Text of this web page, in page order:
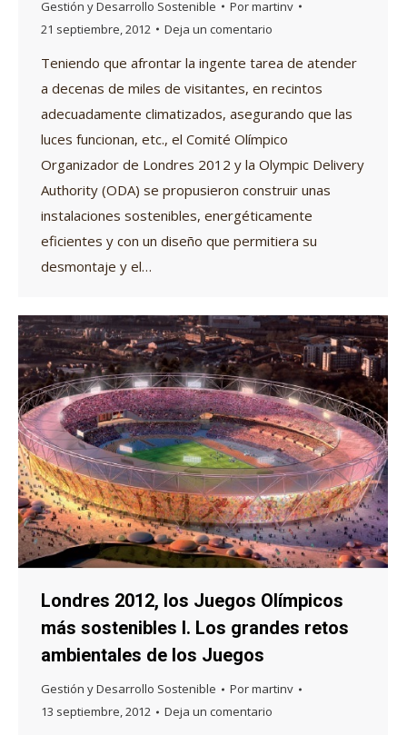
Gestión y Desarrollo Sostenible Pormartinv
21 septiembre, 2012
Deja un comentario
Teniendo que afrontar la ingente tarea de atender
a decenas de miles de visitantes, en recintos
adecuadamente climatizados, asegurando que las
luces funcionan, etc., el Comité Olímpico
Organizador de Londres 2012 y la Olympic Delivery
Authority (ODA) se propusieron construir unas
instalaciones sostenibles, energéticamente
eficientes y con un diseño que permitiera su
desmontaje y el…
Londres 2012, los Juegos Olímpicos
más sostenibles I. Los grandes retos
ambientales de los Juegos
Gestión y Desarrollo Sostenible Pormartinv
13 septiembre, 2012
Deja un comentario